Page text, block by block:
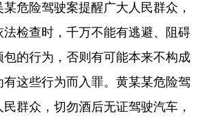
危险驾驶案提醒广大人民群众，
检查时，千万不能有逃避、阻碍
的行为，否则有可能本来不构成
这些行为而入罪。黄某某危险驾
群众，切勿酒后无证驾驶汽车，